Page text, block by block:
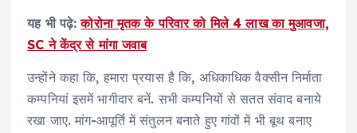
यह भी पढ़े:कोरोना मृतक के परिवार को मिले 4 लाख का मुआवजा,
SC ने केंद्र से मांगा जवाब
उन्होंने कहा कि, हमारा प्रयास है कि, अधिकाधिक वैक्सीन निर्माता
कम्पनियां इसमें भागीदार बनें. सभी कम्पनियों से सतत संवाद बनाये
रखा जाए. मांग-आपूर्ति में संतुलन बनाते हुए गांवों में भी बूथ बनाए